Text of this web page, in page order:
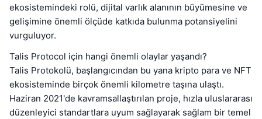
ekosistemindeki rolü, dijital varlık alanının büyümesine ve
gelişimine önemli ölçüde katkıda bulunma potansiyelini
vurguluyor.
Talis Protocol için hangi önemli olaylar yaşandı?
Talis Protokolü, başlangıcından bu yana kripto para ve NFT
ekosisteminde birçok önemli kilometre taşına ulaştı.
Haziran 2021'de kavramsallaştırılan proje, hızla uluslararası
düzenleyici standartlara uyum sağlayarak sağlam bir temel